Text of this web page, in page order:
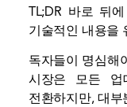
TL;DR 바로 뒤
기술적인 내용을
독자들이 명심해
시장은 모든 업
전환하지만, 대